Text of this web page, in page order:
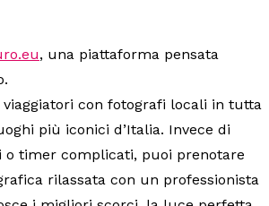
, una piattaforma pensata
con fotografi locali in tutta
più iconici d’Italia. Invece di
o timer complicati, puoi prenotare
rilassata con un professionista